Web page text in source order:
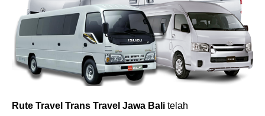
Rute Travel Trans Travel Jawa Bali telah